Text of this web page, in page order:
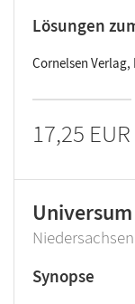
Lösungen
Cornelsen Verlag,
17,25 EUR
Synopse